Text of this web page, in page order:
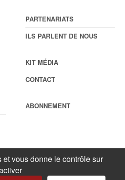
PARTENARIATS
ILS PARLENT DE NOUS
KIT MÉDIA
CONTACT
ABONNEMENT
interdite sans autorisation
cookies
vous donne le contrôle sur